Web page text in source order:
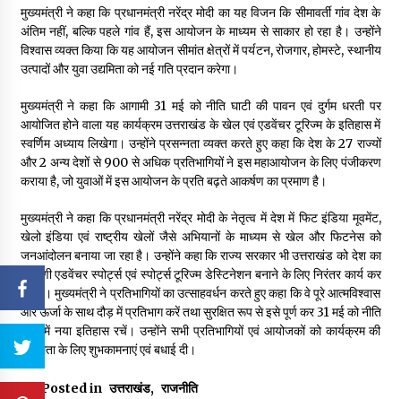
मुख्यमंत्री ने कहा कि प्रधानमंत्री नरेंद्र मोदी का यह विजन कि सीमावर्ती गांव देश के
अंतिम नहीं, बल्कि पहले गांव हैं, इस आयोजन के माध्यम से साकार हो रहा है। उन्होंने
विश्वास व्यक्त किया कि यह आयोजन सीमांत क्षेत्रों में पर्यटन, रोजगार, होमस्टे, स्थानीय
उत्पादों और युवा उद्यमिता को नई गति प्रदान करेगा।
मुख्यमंत्री ने कहा कि आगामी 31 मई को नीति घाटी की पावन एवं दुर्गम धरती पर
आयोजित होने वाला यह कार्यक्रम उत्तराखंड के खेल एवं एडवेंचर टूरिज्म के इतिहास में
स्वर्णिम अध्याय लिखेगा। उन्होंने प्रसन्नता व्यक्त करते हुए कहा कि देश के 27 राज्यों
और 2 अन्य देशों से 900 से अधिक प्रतिभागियों ने इस महाआयोजन के लिए पंजीकरण
कराया है, जो युवाओं में इस आयोजन के प्रति बढ़ते आकर्षण का प्रमाण है।
मुख्यमंत्री ने कहा कि प्रधानमंत्री नरेंद्र मोदी के नेतृत्व में देश में फिट इंडिया मूवमेंट,
खेलो इंडिया एवं राष्ट्रीय खेलों जैसे अभियानों के माध्यम से खेल और फिटनेस को
जनआंदोलन बनाया जा रहा है। उन्होंने कहा कि राज्य सरकार भी उत्तराखंड को देश का
अग्रणी एडवेंचर स्पोर्ट्स एवं स्पोर्ट्स टूरिज्म डेस्टिनेशन बनाने के लिए निरंतर कार्य कर
रही है। मुख्यमंत्री ने प्रतिभागियों का उत्साहवर्धन करते हुए कहा कि वे पूरे आत्मविश्वास
और ऊर्जा के साथ दौड़ में प्रतिभाग करें तथा सुरक्षित रूप से इसे पूर्ण कर 31 मई को नीति
घाटी में नया इतिहास रचें। उन्होंने सभी प्रतिभागियों एवं आयोजकों को कार्यक्रम की
सफलता के लिए शुभकामनाएं एवं बधाई दी।
Posted in उत्तराखंड, राजनीति